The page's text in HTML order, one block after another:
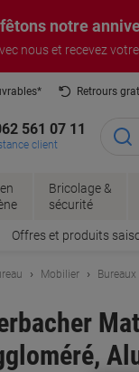
notre
nous et recevez
Retrours
561 07 11
client
Bricolage &
sécurité
Offres et produits
Mobilier